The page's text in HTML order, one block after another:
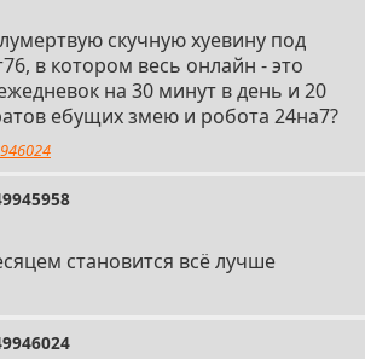
скучную хуевину под
в котором весь онлайн - это
на 30 минут в день и 20
ебущих змею и робота 24на7?
становится всё лучше